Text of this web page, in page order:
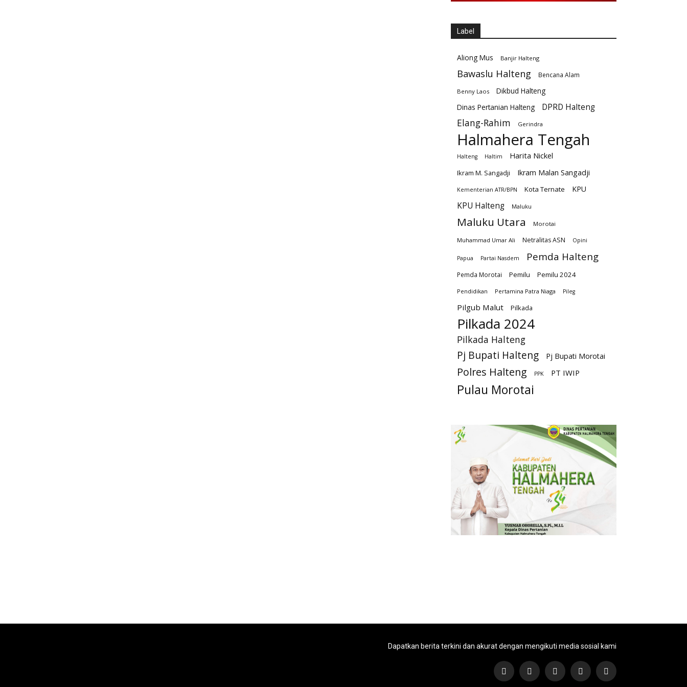
Label
Aliong Mus Banjir Halteng
Bawaslu Halteng Bencana Alam
Benny Laos
Dikbud Halteng
Dinas Pertanian Halteng
DPRD Halteng
Elang-Rahim Gerindra
Halmahera Tengah
Halteng Haltim Harita Nickel
Ikram M. Sangadji Ikram Malan Sangadji
Kementerian ATR/BPN Kota Ternate KPU
KPU Halteng Maluku
Maluku Utara Morotai
Muhammad Umar Ali Netralitas ASN Opini
Papua Partai Nasdem Pemda Halteng
Pemda Morotai Pemilu Pemilu 2024
Pendidikan Pertamina Patra Niaga Pileg
Pilgub Malut Pilkada
Pilkada 2024
Pilkada Halteng
Pj Bupati Halteng Pj Bupati Morotai
Polres Halteng PPK PT IWIP
Pulau Morotai
Dapatkan berita terkini dan akurat dengan mengikuti media sosial kami